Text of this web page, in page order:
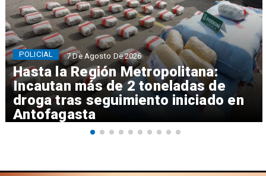
Hasta la Región Metropolitana:
Incautan más de 2 toneladas de
droga tras seguimiento iniciado en
Antofagasta
POLICIAL 7 De Agosto De 2026